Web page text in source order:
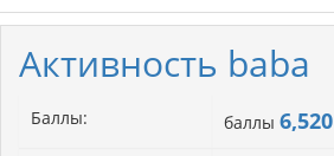
Активность baba
Баллы: баллы6,520